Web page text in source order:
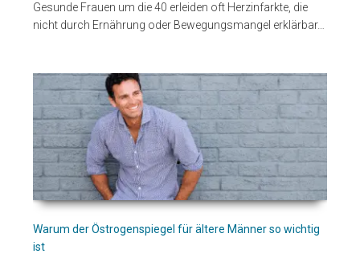
Gesunde Frauen um die 40 erleiden oft Herzinfarkte, die
nicht durch Ernährung oder Bewegungsmangel erklärbar…
Warum der Östrogenspiegel für ältere Männer so wichtig
ist